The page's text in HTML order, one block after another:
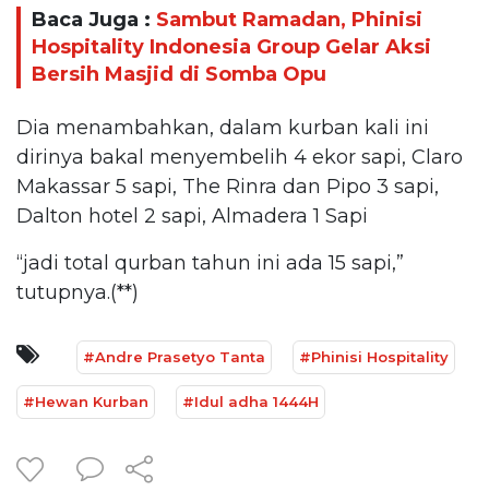
Baca Juga : Sambut Ramadan, Phinisi
Hospitality Indonesia Group Gelar Aksi
Bersih Masjid di Somba Opu
Dia menambahkan, dalam kurban kali ini
dirinya bakal menyembelih 4 ekor sapi, Claro
Makassar 5 sapi, The Rinra dan Pipo 3 sapi,
Dalton hotel 2 sapi, Almadera 1 Sapi
“jadi total qurban tahun ini ada 15 sapi,”
tutupnya.(**)
#Andre Prasetyo Tanta #Phinisi Hospitality
#Hewan Kurban #Idul adha 1444H